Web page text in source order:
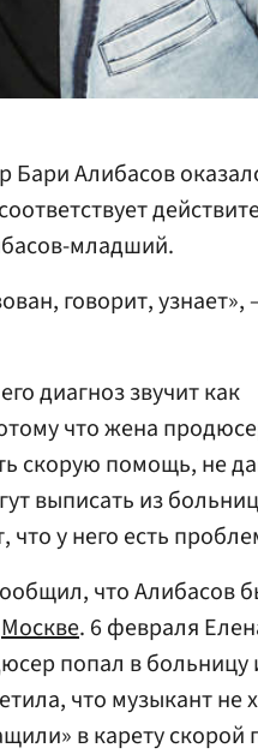
Алибасов
младший.
говорит, узнает»,
диагноз звучит как
что жена
скорую помощь, не
выписать из
у него есть
что Алибасов
Москве. 6 февраля
попал в больницу
что музыкант не
в карету